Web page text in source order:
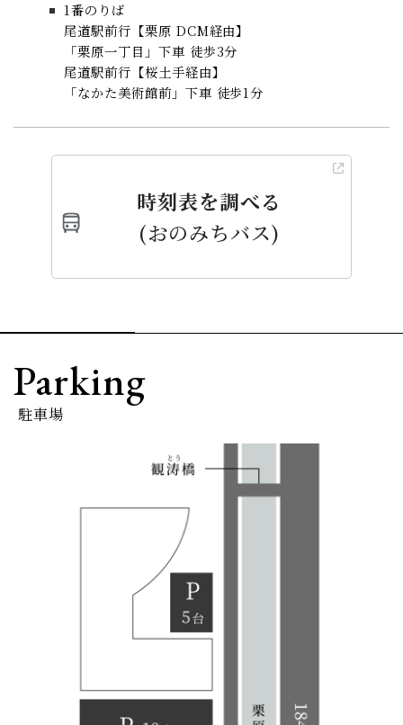
1番のりば
尾道駅前行【栗原 DCM経由】
「栗原一丁目」下車 徒歩3分
尾道駅前行【桜土手経由】
「なかた美術館前」下車 徒歩1分
時刻表を調べる
(おのみちバス)
Parking
駐車場